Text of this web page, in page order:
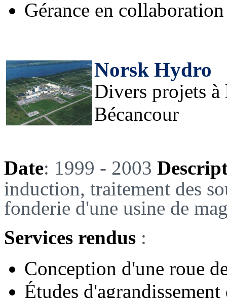
Gérance en
Norsk Hydro
Divers projets à
Bécancour
Date: 1999 - 2003
induction, traitement des
fonderie d'une usine de
Services rendus :
Conception d'une roue
Études